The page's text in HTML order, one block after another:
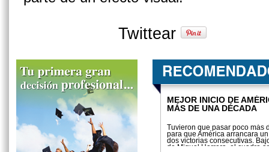
Twittear
MEJOR INICIO DE
MÁS DE UNA DÉCADA
Tuvieron que pasar poco más
para que América arrancara
dos victorias consecutivas.
de Miguel Herrera, el cuadro